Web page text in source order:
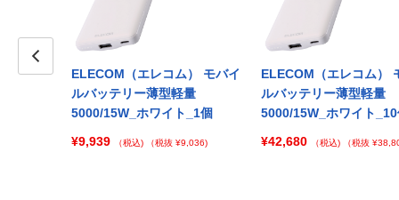
モバイ
ELECOM（エレコム） モバイ
ルバッテリー薄型軽量
5000/15W_ホワイト_1個
¥9,939
（税込) （税抜 ¥9,036)
ELECOM（エレコム）
ルバッテリー薄型軽量
5000/15W_ホワイト
¥42,680
（税込) （税抜